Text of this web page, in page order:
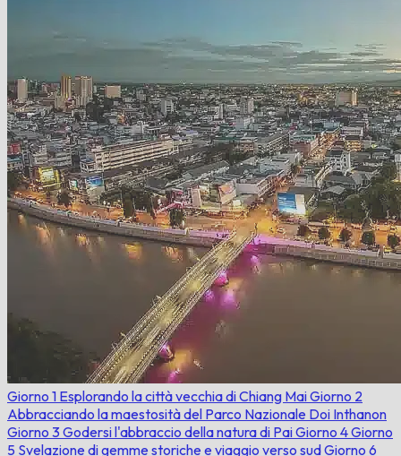
Giorno 1 Esplorando la città vecchia di Chiang MaiGiorno 2
Abbracciando la maestosità del Parco Nazionale Doi Inthanon
Giorno 3 Godersi l'abbraccio della natura di PaiGiorno 4Giorno
5 Svelazione di gemme storiche e viaggio verso sudGiorno 6